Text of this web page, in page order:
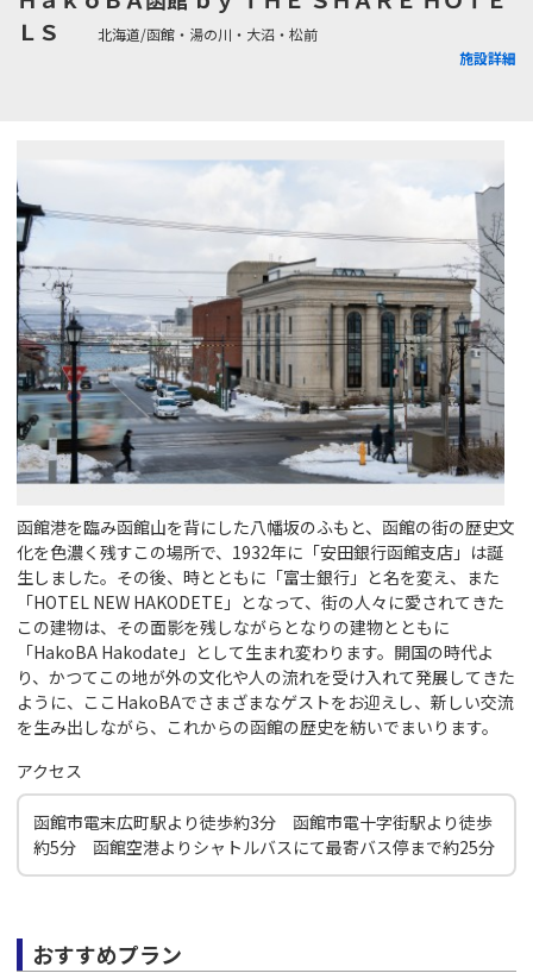
ＬＳ
北海道/函館・湯の川・大沼・松前
施設詳細
函館港を臨み函館山を背にした八幡坂のふもと、函館の街の歴史文
化を色濃く残すこの場所で、1932年に「安田銀行函館支店」は誕
生しました。その後、時とともに「富士銀行」と名を変え、また
「HOTEL NEW HAKODETE」となって、街の人々に愛されてきた
この建物は、その面影を残しながらとなりの建物とともに
「HakoBA Hakodate」として生まれ変わります。開国の時代よ
り、かつてこの地が外の文化や人の流れを受け入れて発展してきた
ように、ここHakoBAでさまざまなゲストをお迎えし、新しい交流
を生み出しながら、これからの函館の歴史を紡いでまいります。
アクセス
函館市電末広町駅より徒歩約3分 函館市電十字街駅より徒歩
約5分 函館空港よりシャトルバスにて最寄バス停まで約25分
おすすめプラン